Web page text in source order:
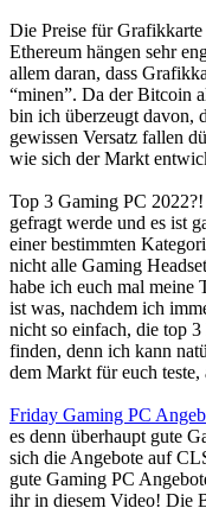
Die Preise für
Ethereum hängen sehr
allem daran, dass
“minen”. Da der Bitcoin
bin ich überzeugt davon,
gewissen Versatz fallen
wie sich der Markt
Top 3 Gaming PC
gefragt werde und es ist
einer bestimmten
nicht alle Gaming
habe ich euch mal meine
ist was, nachdem ich
nicht so einfach, die top
finden, denn ich kann
dem Markt für euch
Friday Gaming PC
es denn überhaupt gute
sich die Angebote auf
gute Gaming PC
ihr in diesem Video! Die